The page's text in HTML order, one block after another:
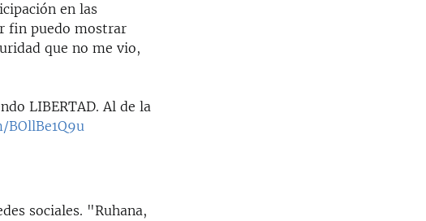
en las
fin puedo mostrar
que no me vio,
LIBERTAD. Al de la
sociales. "Ruhana,